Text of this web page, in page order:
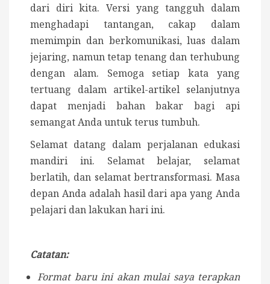
dari diri kita. Versi yang tangguh dalam
menghadapi tantangan, cakap dalam
memimpin dan berkomunikasi, luas dalam
jejaring, namun tetap tenang dan terhubung
dengan alam. Semoga setiap kata yang
tertuang dalam artikel-artikel selanjutnya
dapat menjadi bahan bakar bagi api
semangat Anda untuk terus tumbuh.
Selamat datang dalam perjalanan edukasi
mandiri ini. Selamat belajar, selamat
berlatih, dan selamat bertransformasi. Masa
depan Anda adalah hasil dari apa yang Anda
pelajari dan lakukan hari ini.
Catatan:
Format baru ini akan mulai saya terapkan